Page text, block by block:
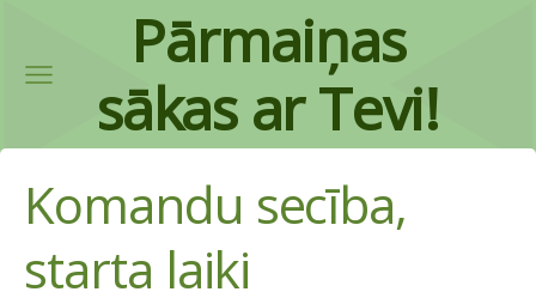
Pārmaiņas
sākas ar Tevi!
Komandu secība,
starta laiki